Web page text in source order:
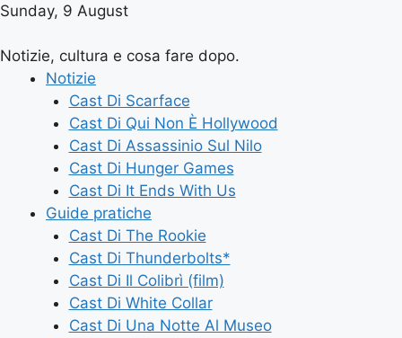
Sunday, 9 August
Notizie, cultura e cosa fare dopo.
Notizie
Cast Di Scarface
Cast Di Qui Non È Hollywood
Cast Di Assassinio Sul Nilo
Cast Di Hunger Games
Cast Di It Ends With Us
Guide pratiche
Cast Di The Rookie
Cast Di Thunderbolts*
Cast Di Il Colibrì (film)
Cast Di White Collar
Cast Di Una Notte Al Museo